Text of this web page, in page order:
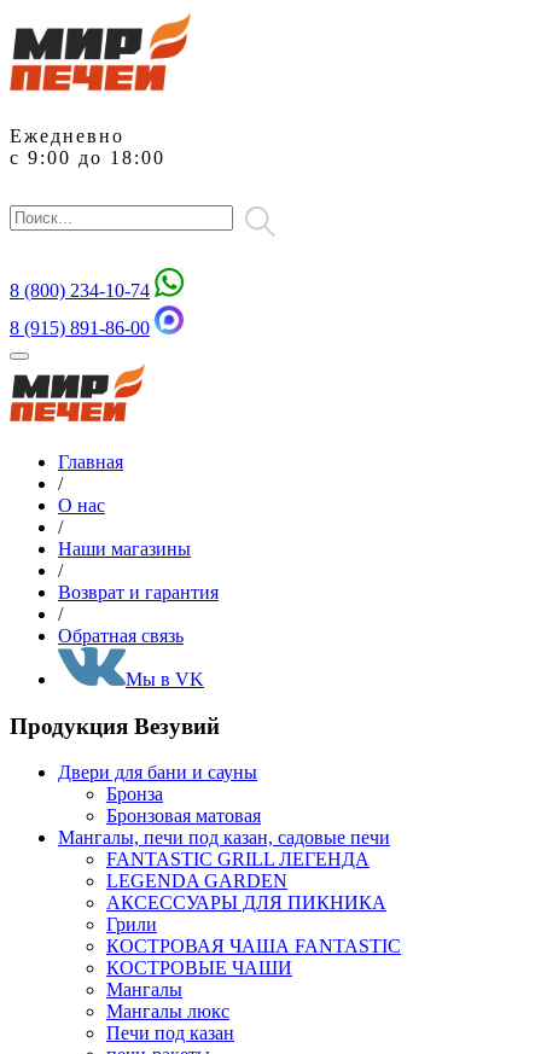
Ежедневно
с 9:00 до 18:00
8 (800) 234-10-74
8 (915) 891-86-00
Главная
/
О нас
/
Наши магазины
/
Возврат и гарантия
/
Обратная связь
Мы в VK
Продукция Везувий
Двери для бани и сауны
Бронза
Бронзовая матовая
Мангалы, печи под казан, садовые печи
FANTASTIC GRILL ЛЕГЕНДА
LEGENDA GARDEN
АКСЕССУАРЫ ДЛЯ ПИКНИКА
Грили
КОСТРОВАЯ ЧАША FANTASTIC
КОСТРОВЫЕ ЧАШИ
Мангалы
Мангалы люкс
Печи под казан